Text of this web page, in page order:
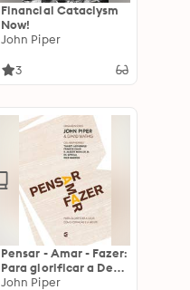
Financial Cataclysm
Now!
John Piper
3
Pensar - Amar - Fazer:
Para glorificar a Deus
com o coração e a
John Piper